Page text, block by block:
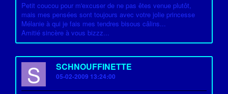
Petit coucou pour m'excuser de ne pas êtes venue plutôt,
mais mes pensées sont toujours avec votre jolie princesse
Mélanie à qui je fais mes tendres bisous câlins...
Amitié sincère à vous bizzz...
S SCHNOUFFINETTE
05-02-2009 13:24:00